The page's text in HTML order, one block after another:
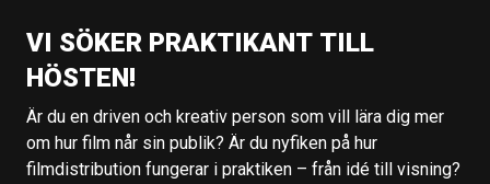
VI SÖKER PRAKTIKANT TILL
HÖSTEN!
Är du en driven och kreativ person som vill lära dig mer
om hur film når sin publik? Är du nyfiken på hur
filmdistribution fungerar i praktiken – från idé till visning?